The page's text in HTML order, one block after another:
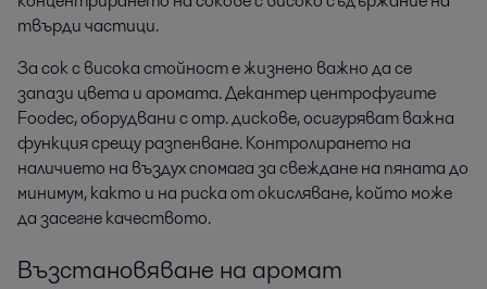
твърди частици.
За сок с висока стойност е жизнено важно да се
запази цвета и аромата. Декантер центрофугите
Foodec, оборудвани с отр. дискове, осигуряват важна
функция срещу разпенване. Контролирането на
наличието на въздух спомага за свеждане на пяната до
минимум, както и на риска от окисляване, който може
да засегне качеството.
Възстановяване на аромат